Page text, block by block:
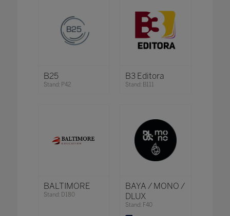
B25
Stand: P42
B3 Editora
Stand: B111
BALTIMORE
Stand: D180
BAYA / MONO /
DLUX
Stand: F40